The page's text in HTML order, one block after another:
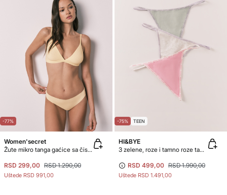
-77%
Women'secret
Žute mikro tanga gaćice sa čistim rezom
RSD 299,00 RSD 1.290,00
Uštede RSD 991,00
-75% TEEN
HI&BYE
3 zelene, roze i tamno roze tanga gaćice
RSD 499,00 RSD 1.990,00
Uštede RSD 1.491,00